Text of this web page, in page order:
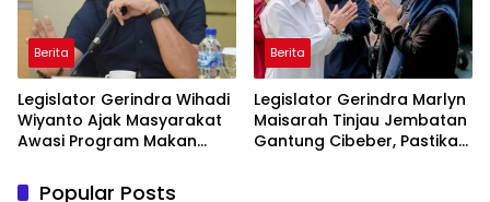
Berita
Legislator Gerindra Wihadi
Wiyanto Ajak Masyarakat
Awasi Program Makan
Sasaran
Berita
Legislator Gerindra Marlyn
Maisarah Tinjau Jembatan
Gantung Cibeber, Pastikan
Popular Posts